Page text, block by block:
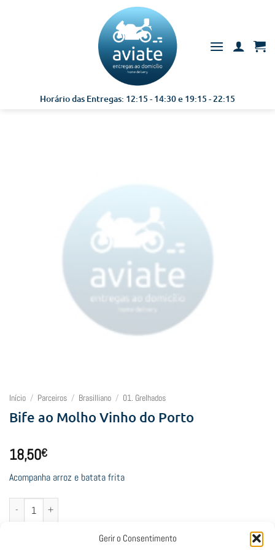
Gerir o Consentimento
Horário das Entregas: 12:15 - 14:30 e 19:15 - 22:15
Início / Parceiros / Brasilliano / 01. Grelhados
Bife ao Molho Vinho do Porto
18,50€
Acompanha arroz e batata frita
Quantidade de Bife ao Molho Vinho do Porto
Adicionar